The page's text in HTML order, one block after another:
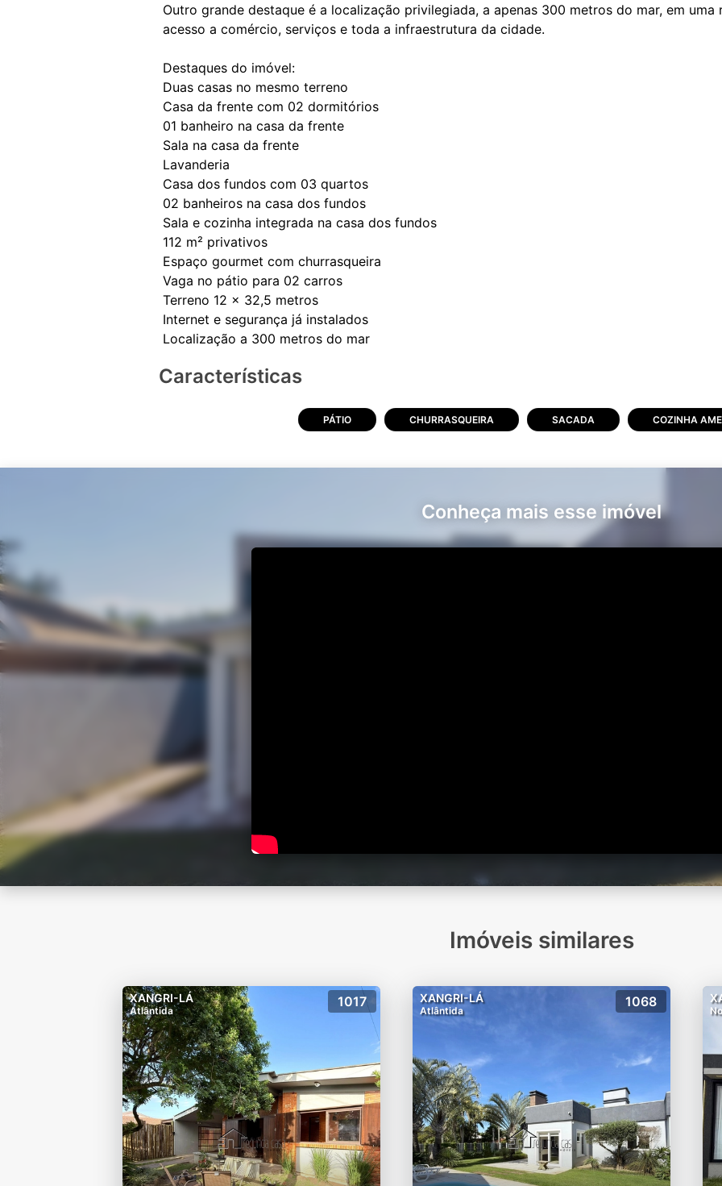
Outro grande destaque é a localização privilegiada, a apenas 300 metros do mar, em
acesso a comércio, serviços e toda a infraestrutura da cidade.
Destaques do imóvel:
Duas casas no mesmo terreno
Casa da frente com 02 dormitórios
01 banheiro na casa da frente
Sala na casa da frente
Lavanderia
Casa dos fundos com 03 quartos
02 banheiros na casa dos fundos
Sala e cozinha integrada na casa dos fundos
112 m² privativos
Espaço gourmet com churrasqueira
Vaga no pátio para 02 carros
Terreno 12 x 32,5 metros
Internet e segurança já instalados
Características
PÁTIO CHURRASQUEIRA SACADA COZINHA
Conheça mais esse imóvel
Imóveis similares
XANGRI-LÁ
Atlântida
1017 XANGRI-LÁ
Atlântida
1068